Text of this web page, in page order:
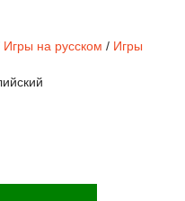
Игры на русском / Игры